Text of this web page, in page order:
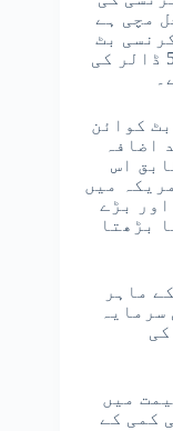
مچی ہے
بٹ
کوائن کی قیمت ایک لاکھ 11 ہزار 529 ڈالر کی
کوائن
روز میں 3 فیصد اضافہ
اس
میں
بڑے
بڑھتا
ماہر
میں
کمی کے